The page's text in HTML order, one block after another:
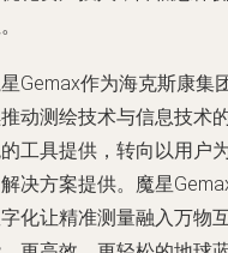
Gemax作为海克斯康集
动测绘技术与信息技术
工具提供，转向以用户
决方案提供。魔星
化让精准测量融入万物